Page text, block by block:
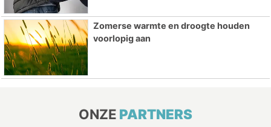
Zomerse warmte en droogte houden
voorlopig aan
ONZE PARTNERS